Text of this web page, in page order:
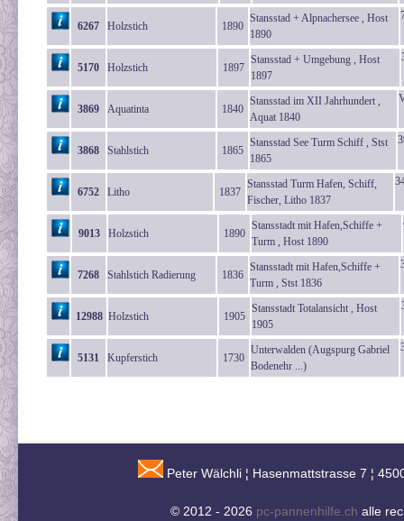
6267 Holzstich 1890
Stansstad + Alpnachersee , Host
1890
5170 Holzstich 1897
Stansstad + Umgebung , Host
1897
3869 Aquatinta 1840
Stansstad im XII Jahrhundert ,
Aquat 1840
3868 Stahlstich 1865
Stansstad See Turm Schiff , Stst
1865
6752 Litho 1837
Stansstad Turm Hafen, Schiff,
Fischer, Litho 1837
9013 Holzstich 1890
Stansstadt mit Hafen,Schiffe +
Turm , Host 1890
7268 Stahlstich Radierung 1836
Stansstadt mit Hafen,Schiffe +
Turm , Stst 1836
12988 Holzstich 1905
Stansstadt Totalansicht , Host
1905
5131 Kupferstich 1730
Unterwalden (Augspurg Gabriel
Bodenehr ...)
Peter Wälchli ¦ Hasenmattstrasse 7 ¦
© 2012 - 2026 pc-pannenhilfe.ch alle